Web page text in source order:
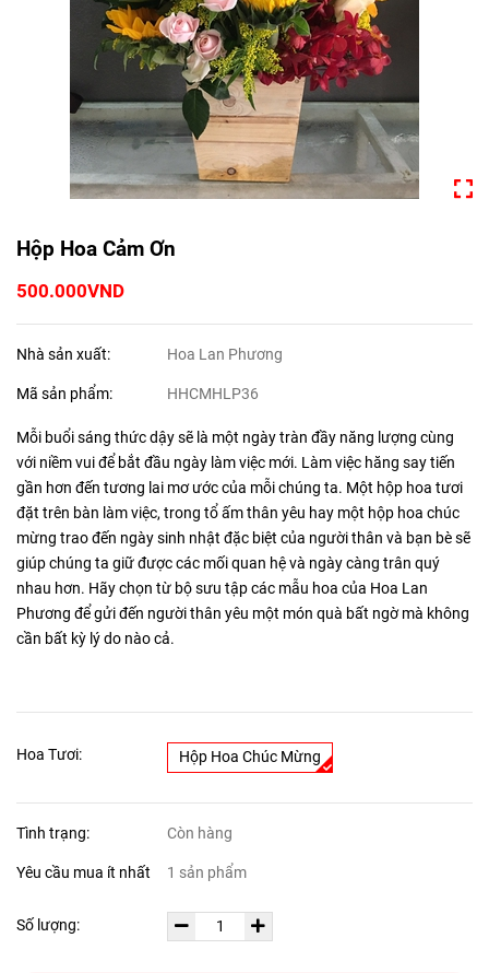
Hộp Hoa Cảm Ơn
500.000VND
Nhà sản xuất: Hoa Lan Phương
Mã sản phẩm: HHCMHLP36
Mỗi buổi sáng thức dậy sẽ là một ngày tràn đầy năng lượng cùng
với niềm vui để bắt đầu ngày làm việc mới. Làm việc hăng say tiến
gần hơn đến tương lai mơ ước của mỗi chúng ta. Một hộp hoa tươi
đặt trên bàn làm việc, trong tổ ấm thân yêu hay một hộp hoa chúc
mừng trao đến ngày sinh nhật đặc biệt của người thân và bạn bè sẽ
giúp chúng ta giữ được các mối quan hệ và ngày càng trân quý
nhau hơn. Hãy chọn từ bộ sưu tập các mẫu hoa của Hoa Lan
Phương để gửi đến người thân yêu một món quà bất ngờ mà không
cần bất kỳ lý do nào cả.
Hoa Tươi: Hộp Hoa Chúc Mừng
Tình trạng: Còn hàng
Yêu cầu mua ít nhất 1 sản phẩm
Số lượng: